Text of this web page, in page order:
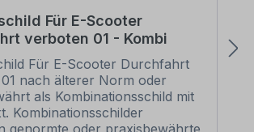
Für E-Scooter
verboten 01 - Kombi
Für E-Scooter Durchfahrt
nach älterer Norm oder
als Kombinationsschild mit
Kombinationsschilder
genormte oder praxisbewährte